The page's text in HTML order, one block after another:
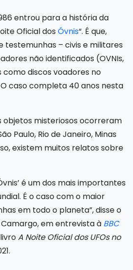
entrou para a história da
Oficial dos Óvnis“. É que,
testemunhas – civis e militares
não identificados (OVNIs,
discos voadores no
caso completa 40 anos nesta
objetos misteriosos ocorreram
Paulo, Rio de Janeiro, Minas
existem muitos relatos sobre
é um dos mais importantes
É o caso com o maior
em todo o planeta”, disse o
em entrevista à BBC
A Noite Oficial dos UFOs no